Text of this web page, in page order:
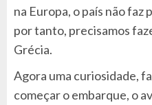
na Europa, o país não faz
por tanto, precisamos
Grécia.
Agora uma curiosidade,
começar o embarque, o